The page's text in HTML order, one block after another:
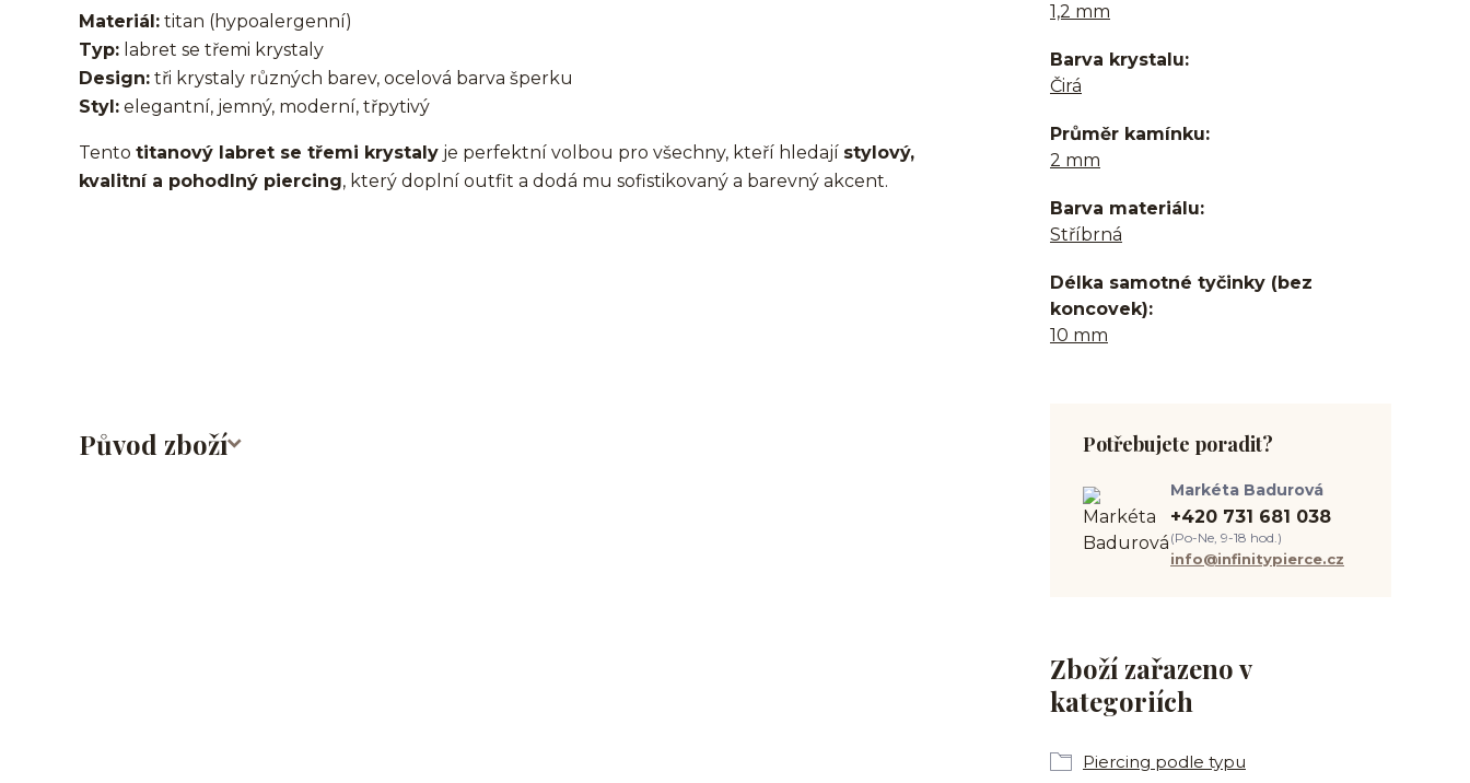
Materiál: titan (hypoalergenní)
Typ: labret se třemi krystaly
Design: tři krystaly různých barev, ocelová barva šperku
Styl: elegantní, jemný, moderní, třpytivý
Tento titanový labret se třemi krystaly je perfektní volbou pro všechny, kteří hledají stylový,
kvalitní a pohodlný piercing, který doplní outfit a dodá mu sofistikovaný a barevný akcent.
Původ zboží
1,2 mm
Barva krystalu
Čirá
Průměr kamínku
2 mm
Barva materiálu
Stříbrná
Délka samotné tyčinky (bez
koncovek)
10 mm
Zboží zařazeno v
kategoriích
Piercing podle typu
Potřebujete poradit?
Markéta Badurová
+420 731 681 038
(Po-Ne, 9-18 hod.)
info@infinitypierce.cz